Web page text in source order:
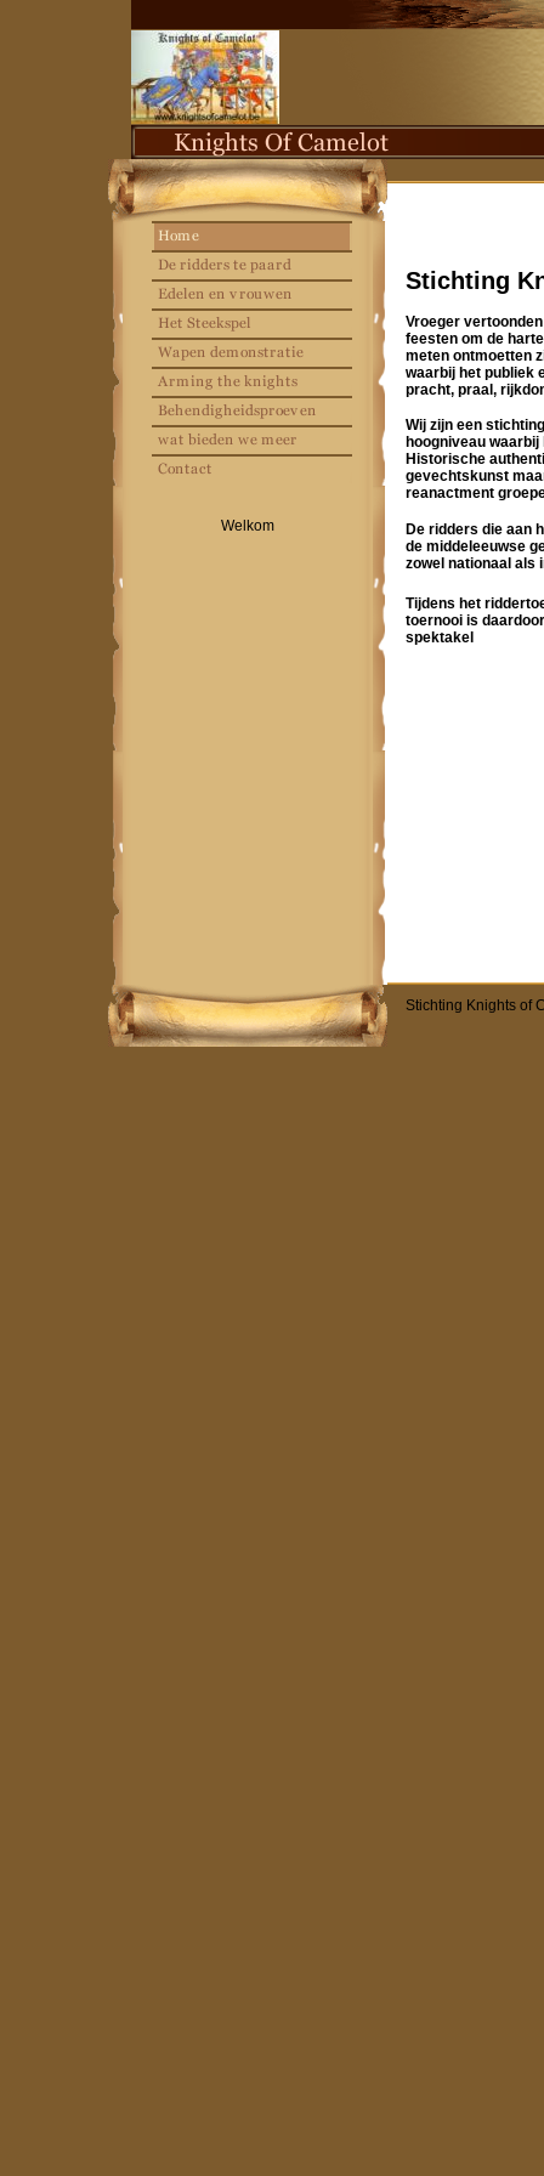
Welkom
Stichting
Vroeger
feesten om de
meten ontmoetten
waarbij het publiek
pracht, praal,
Wij zijn een
hoogniveau
Historische
gevechtskunst
reanactment
De ridders die aan
de middeleeuwse
zowel nationaal als
Tijdens het
toernooi is
spektakel
Stichting Knights of